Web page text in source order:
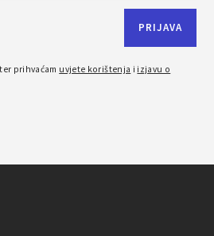
prihvaćam uvjete korištenja i izjavu o